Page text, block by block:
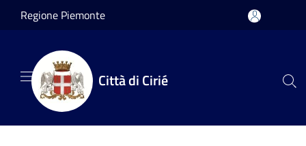
Salta al contenuto principale
Regione Piemonte
Città di Cirié